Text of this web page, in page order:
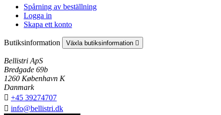
Spårning av beställning
Logga in
Skapa ett konto
Butiksinformation Växla butiksinformation 
Bellistri ApS
Bredgade 69b
1260 København K
Danmark
 +45 39274707
 info@bellistri.dk